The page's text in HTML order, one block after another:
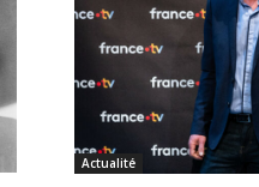
Actualité